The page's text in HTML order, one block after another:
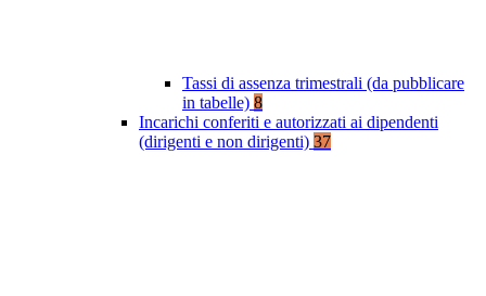
Tassi di assenza trimestrali (da pubblicare
in tabelle) 8
Incarichi conferiti e autorizzati ai dipendenti
(dirigenti e non dirigenti) 37